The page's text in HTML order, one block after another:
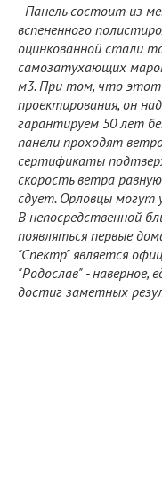
- Панель состоит из
вспененного
оцинкованной стали
самозатухающих
м3. При том, что
проектирования, он
гарантируем 50 лет
панели проходят
сертификаты
скорость ветра
сдует. Орловцы могут
В непосредственной
появляться первые
"Спектр" является
"Родослав" - наверное,
достиг заметных